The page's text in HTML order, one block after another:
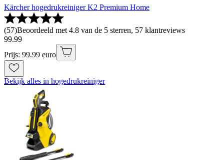
Kärcher hogedrukreiniger K2 Premium Home
(57)Beoordeeld met 4.8 van de 5 sterren, 57 klantreviews
99.99
Prijs: 99.99 euro
Bekijk alles in hogedrukreiniger